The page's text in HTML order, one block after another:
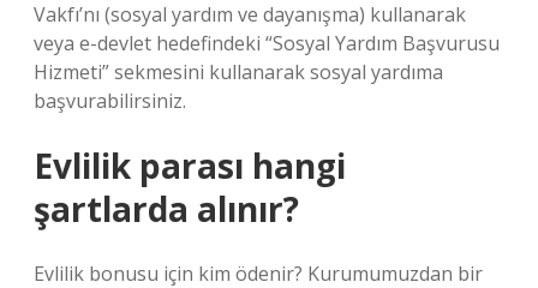
Vakfı’nı (sosyal yardım ve dayanışma) kullanarak
veya e-devlet hedefindeki “Sosyal Yardım Başvurusu
Hizmeti” sekmesini kullanarak sosyal yardıma
başvurabilirsiniz.
Evlilik parası hangi
şartlarda alınır?
Evlilik bonusu için kim ödenir? Kurumumuzdan bir